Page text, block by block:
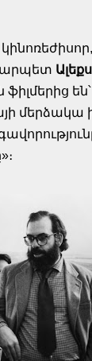
ֆիլմերից
մերձակա